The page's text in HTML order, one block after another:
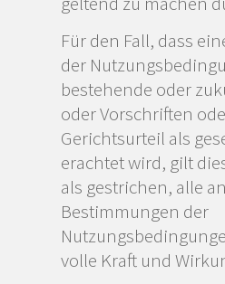
Für den Fall, dass
der
bestehende oder
oder Vorschriften
Gerichtsurteil als
erachtet wird, gilt
als gestrichen, alle
Bestimmungen der
volle Kraft und